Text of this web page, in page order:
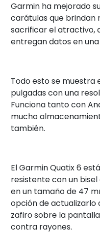
Garmin ha mejorado
carátulas que brindan
sacrificar el atractivo,
entregan datos en
Todo esto se muestra
pulgadas con una
Funciona tanto con
mucho
también.
El Garmin Quatix 6
resistente con un
en un tamaño de 47
opción de actualizarlo
zafiro sobre la
contra rayones.